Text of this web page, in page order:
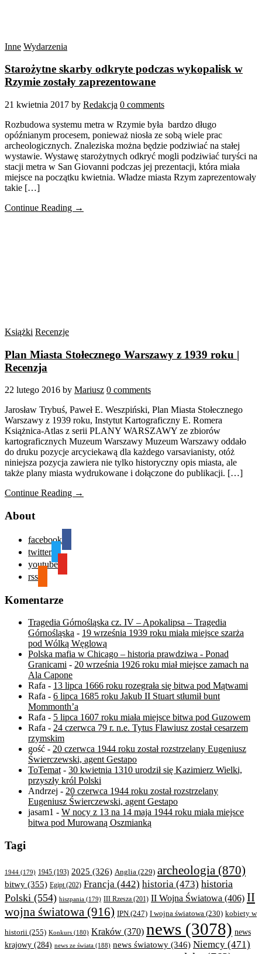
Inne Wydarzenia
Starożytne skarby odkryte podczas wykopalisk w
Rzymie zostały zaprezentowane
21 kwietnia 2017 by Redakcja 0 comments
Rozbudowa systemu metra w Rzymie była bardzo długo
opóźnianym procesem, ponieważ niosła ze sobą wiele prac
archeologicznych. Znaleziska można będzie podziwiać na stałej
wystawie. Wystawę starożytnych odkryć mogli podziwiać turyści na
stacji metra w San Giovanni podczas jej prezentacji, która miała
miejsce na początku kwietnia. Władze miasta Rzym zaprezentowały
takie […]
Continue Reading →
Książki Recenzje
Plan Miasta Stołecznego Warszawy z 1939 roku |
Recenzja
22 lutego 2016 by Mariusz 0 comments
Jarosław Trybuś, Paweł E. Weszpiński, Plan Miasta Stołecznego
Warszawy z 1939 roku, Instytut Kartograficzny E. Romera
Książnica-Atlas z serii PLANY WARSZAWY ze zbiorów
kartograficznych Muzeum Warszawy Muzeum Warszawy oddało
do druku pozycje arcyciekawą dla każdego varsavianisty, otóż
niniejsza pozycja zawiera nie tylko historyczny opis miasta, ale
także plany miasta wydrukowane i dołączone do publikacji. […]
Continue Reading →
About
facebook
twitter
youtube
rss
Komentarze
Tragedia Górnośląska cz. IV – Apokalipsa – Tragedia
Górnośląska - 19 września 1939 roku miała miejsce szarża
pod Wólką Węglową
Polska mafia w Chicago – historia prawdziwa - Ponad
Granicami - 20 września 1926 roku miał miejsce zamach na
Ala Capone
Rafa - 13 lipca 1666 roku rozegrała się bitwa pod Mątwami
Rafa - 6 lipca 1685 roku Jakub II Stuart stłumił bunt
Mommonth’a
Rafa - 5 lipca 1607 roku miała miejsce bitwa pod Guzowem
Rafa - 24 czerwca 79 r. n.e. Tytus Flawiusz został cesarzem
rzymskim
gość - 20 czerwca 1944 roku został rozstrzelany Eugeniusz
Świerczewski, agent Gestapo
ToTemat - 30 kwietnia 1310 urodził się Kazimierz Wielki,
przyszły król Polski
Andrzej - 20 czerwca 1944 roku został rozstrzelany
Eugeniusz Świerczewski, agent Gestapo
jasam1 - W nocy z 13 na 14 maja 1944 roku miała miejsce
bitwa pod Murowaną Oszmianką
Tagi
1944 (179) 1945 (193) 2025 (326) Anglia (229) archeologia (870)
bitwy (355) Egipt (202) Francja (442) historia (473) historia
Polski (554) hiszpania (179) III Rzesza (201) II Wojna Światowa (406) II
wojna światowa (916) IPN (247) I wojna światowa (230) kobiety w
historii (255) Konkurs (180) Kraków (370) news (3078) news
krajowy (284) news ze świata (188) news światowy (346) Niemcy (471)